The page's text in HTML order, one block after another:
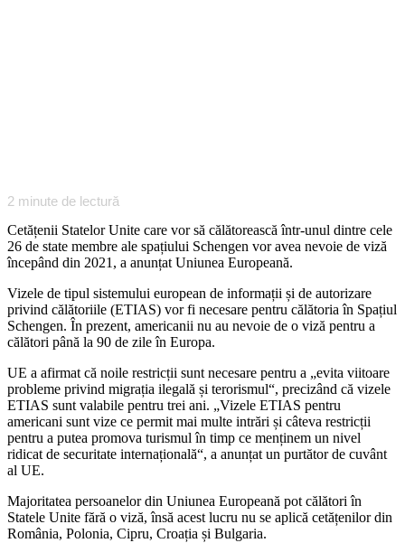
2 minute de lectură
Cetățenii Statelor Unite care vor să călătorească într-unul dintre cele
26 de state membre ale spațiului Schengen vor avea nevoie de viză
începând din 2021, a anunțat Uniunea Europeană.
Vizele de tipul sistemului european de informații și de autorizare
privind călătoriile (ETIAS) vor fi necesare pentru călătoria în Spațiul
Schengen. În prezent, americanii nu au nevoie de o viză pentru a
călători până la 90 de zile în Europa.
UE a afirmat că noile restricții sunt necesare pentru a „evita viitoare
probleme privind migrația ilegală și terorismul“, precizând că vizele
ETIAS sunt valabile pentru trei ani. „Vizele ETIAS pentru
americani sunt vize ce permit mai multe intrări și câteva restricții
pentru a putea promova turismul în timp ce menținem un nivel
ridicat de securitate internațională“, a anunțat un purtător de cuvânt
al UE.
Majoritatea persoanelor din Uniunea Europeană pot călători în
Statele Unite fără o viză, însă acest lucru nu se aplică cetățenilor din
România, Polonia, Cipru, Croația și Bulgaria.